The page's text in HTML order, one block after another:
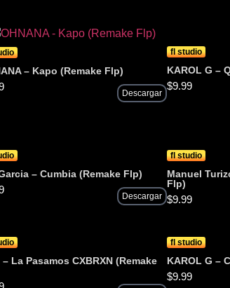
– Kapo (Remake Flp)
Descargar
fl studio
KAROL G –
$9.99
– Cumbia (Remake Flp)
Descargar
fl studio
Manuel
Flp)
$9.99
– La Pasamos CXBRXN (Remake
fl studio
KAROL G –
$9.99